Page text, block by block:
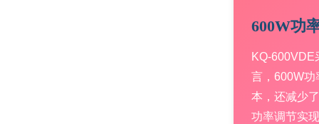
600W功
KQ-600VDE
言，600W功
本，还减少
功率调节实